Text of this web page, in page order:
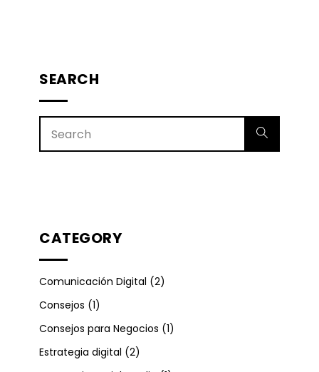
SEARCH
CATEGORY
Comunicación Digital (2)
Consejos (1)
Consejos para Negocios (1)
Estrategia digital (2)